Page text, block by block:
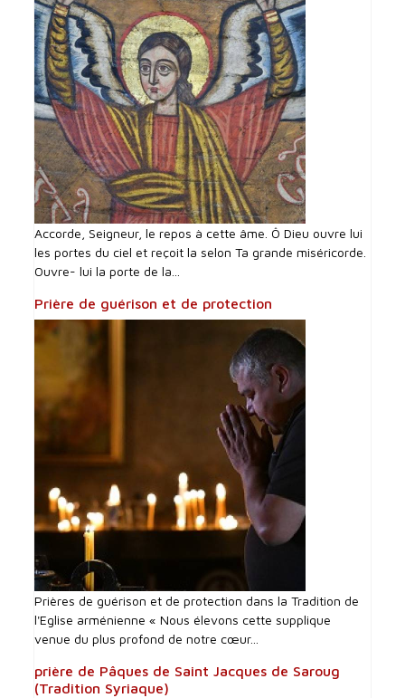
Accorde, Seigneur, le repos à cette âme. Ô Dieu ouvre lui
les portes du ciel et reçoit la selon Ta grande miséricorde.
Ouvre- lui la porte de la...
Prière de guérison et de protection
Prières de guérison et de protection dans la Tradition de
l'Eglise arménienne « Nous élevons cette supplique
venue du plus profond de notre cœur...
prière de Pâques de Saint Jacques de Saroug
(Tradition Syriaque)